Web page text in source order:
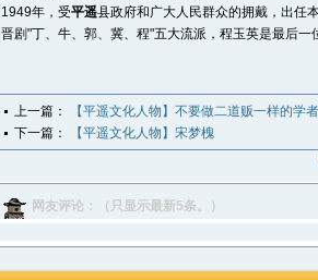
1949年，受平遥县政府和广大人民群众的拥戴，出任
晋剧"丁、牛、郭、冀、程"五大流派，程玉英是最后一
上一篇：
【平遥文化人物】不要做二道贩一样的学
下一篇：
【平遥文化人物】宋梦槐
网友评论：（只显示最新5条。）